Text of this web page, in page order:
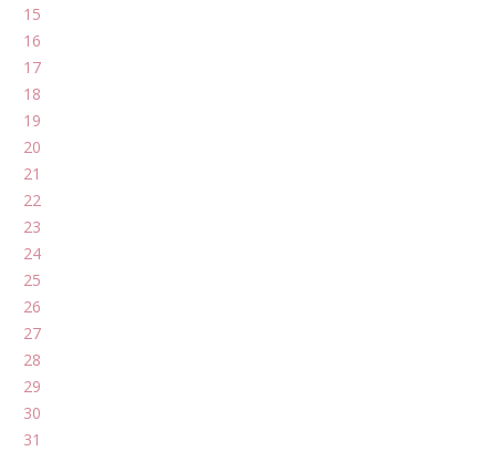
15
16
17
18
19
20
21
22
23
24
25
26
27
28
29
30
31